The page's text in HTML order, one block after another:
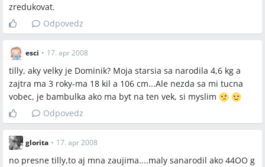
zredukovat.
Odpovedz
esci • 17. apr 2008
tilly, aky velky je Dominik? Moja starsia sa narodila 4,6 kg a
zajtra ma 3 roky-ma 18 kil a 106 cm...Ale nezda sa mi tucna
vobec, je bambulka ako ma byt na ten vek, si myslim
Odpovedz
glorita • 17. apr 2008
no presne tilly,to aj mna zaujima....maly sanarodil ako 44OO g